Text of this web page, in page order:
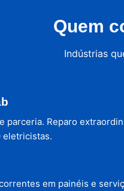
Quem
Indústrias
parceria. Reparo
eletricistas.
em painéis e